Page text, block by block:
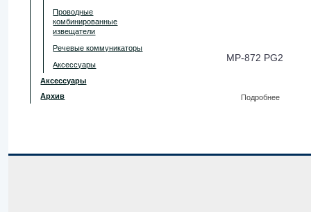
Проводные
комбинированные
извещатели
Речевые коммуникаторы
Аксессуары
Аксессуары
Архив
MP-872 PG2
Подробнее